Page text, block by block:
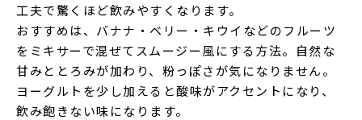
工夫で驚くほど飲みやすくなります。
おすすめは、バナナ・ベリー・キウイなどのフルーツ
をミキサーで混ぜてスムージー風にする方法。自然な
甘みととろみが加わり、粉っぽさが気になりません。
ヨーグルトを少し加えると酸味がアクセントになり、
飲み飽きない味になります。